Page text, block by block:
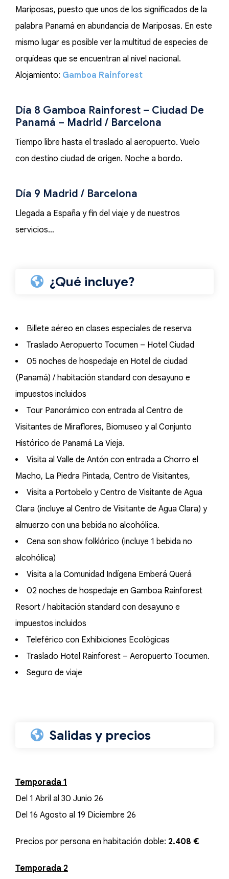
Mariposas, puesto que unos de los significados de la
palabra Panamá en abundancia de Mariposas. En este
mismo lugar es posible ver la multitud de especies de
orquídeas que se encuentran al nivel nacional.
Alojamiento: Gamboa Rainforest
Día 8 Gamboa Rainforest – Ciudad De
Panamá – Madrid / Barcelona
Tiempo libre hasta el traslado al aeropuerto. Vuelo
con destino ciudad de origen. Noche a bordo.
Día 9 Madrid / Barcelona
Llegada a España y fin del viaje y de nuestros
servicios…
¿Qué incluye?
Billete aéreo en clases especiales de reserva
Traslado Aeropuerto Tocumen – Hotel Ciudad
05 noches de hospedaje en Hotel de ciudad
(Panamá) / habitación standard con desayuno e
impuestos incluidos
Tour Panorámico con entrada al Centro de
Visitantes de Miraflores, Biomuseo y al Conjunto
Histórico de Panamá La Vieja.
Visita al Valle de Antón con entrada a Chorro el
Macho, La Piedra Pintada, Centro de Visitantes,
Visita a Portobelo y Centro de Visitante de Agua
Clara (incluye al Centro de Visitante de Agua Clara) y
almuerzo con una bebida no alcohólica.
Cena son show folklórico (incluye 1 bebida no
alcohólica)
Visita a la Comunidad Indígena Emberá Querá
02 noches de hospedaje en Gamboa Rainforest
Resort / habitación standard con desayuno e
impuestos incluidos
Teleférico con Exhibiciones Ecológicas
Traslado Hotel Rainforest – Aeropuerto Tocumen.
Seguro de viaje
Salidas y precios
Temporada 1
Del 1 Abril al 30 Junio 26
Del 16 Agosto al 19 Diciembre 26
Precios por persona en habitación doble: 2.408 €
Temporada 2